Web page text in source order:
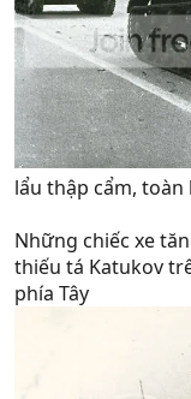
lẩu thập cẩm, toàn
Những chiếc xe
thiếu tá Katukov
phía Tây